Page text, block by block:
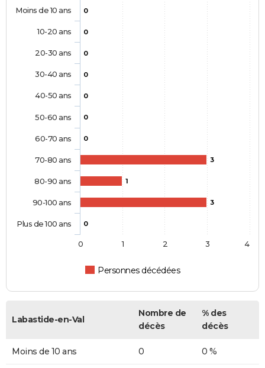
0
0
0
0
0
0
0
3
1
3
0
Personnes décédées
Moins de 10 ans
10-20 ans
20-30 ans
30-40 ans
40-50 ans
50-60 ans
60-70 ans
70-80 ans
80-90 ans
90-100 ans
Plus de 100 ans
0 1 2 3 4
Labastide-en-Val
Nombre de
décès
% des
décès
Moins de 10 ans 0 0 %